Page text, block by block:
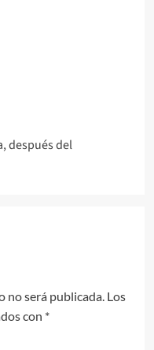
después del
no será publicada. Los
con *